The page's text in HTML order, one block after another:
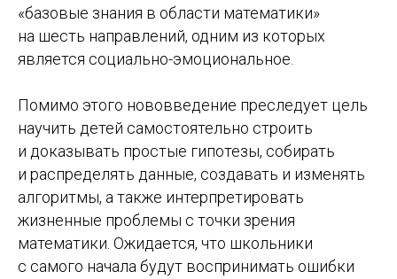
«базовые знания в области математики»
на шесть направлений, одним из которых
является социально-эмоциональное.
Помимо этого нововведение преследует цель
научить детей самостоятельно строить
и доказывать простые гипотезы, собирать
и распределять данные, создавать и изменять
алгоритмы, а также интерпретировать
жизненные проблемы с точки зрения
математики. Ожидается, что школьники
с самого начала будут воспринимать ошибки
переезд в Испанию
и не знаете, с чего начать?
документами, визами, учебой, жильем
и другими важными вопросами.